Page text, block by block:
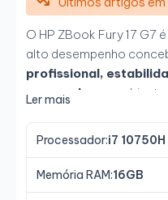
O HP ZBook Fury 17 G7
alto desempenho
profissional,
avançada
em
acompanhado de16GB
proporciona uma
modelação 3D, edição
Ler mais
Processador:i7 10750H
Memória RAM:16GB